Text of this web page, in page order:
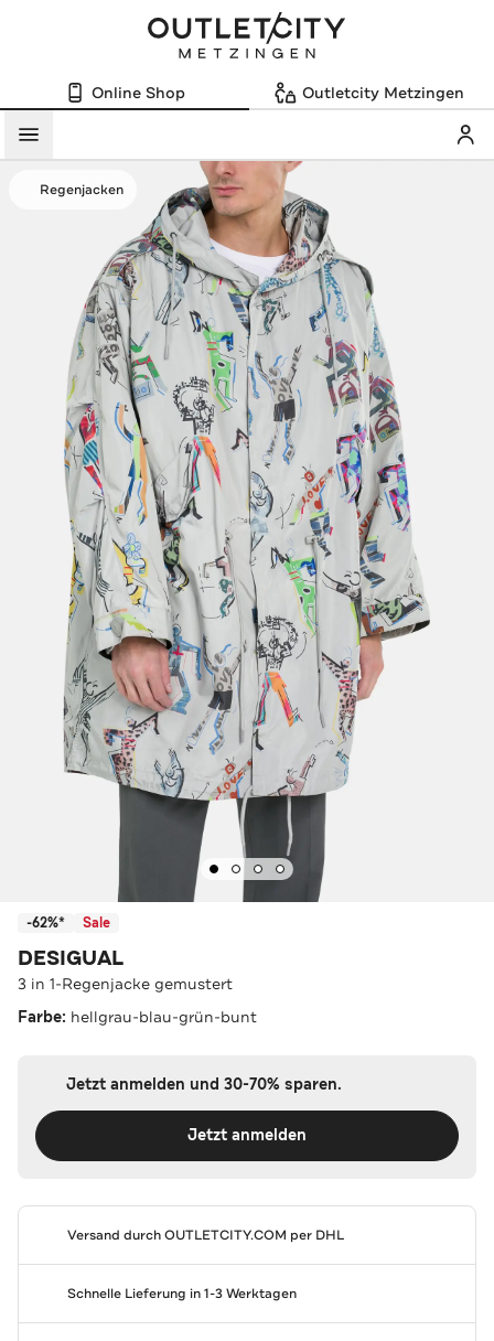
Online Shop Outletcity Metzingen
Menü
Regenjacken
-62%* Sale
DESIGUAL
3 in 1-Regenjacke gemustert
Farbe: hellgrau-blau-grün-bunt
Jetzt anmelden und 30-70% sparen.
Jetzt anmelden
Versand durchOUTLETCITY.COM per DHL
Schnelle Lieferung in 1-3 Werktagen